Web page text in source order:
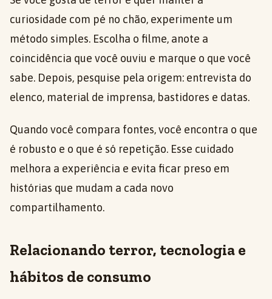
curiosidade com pé no chão, experimente um
método simples. Escolha o filme, anote a
coincidência que você ouviu e marque o que você
sabe. Depois, pesquise pela origem: entrevista do
elenco, material de imprensa, bastidores e datas.
Quando você compara fontes, você encontra o que
é robusto e o que é só repetição. Esse cuidado
melhora a experiência e evita ficar preso em
histórias que mudam a cada novo
compartilhamento.
Relacionando terror, tecnologia e
hábitos de consumo